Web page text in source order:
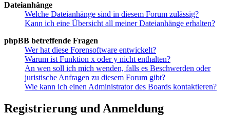
Dateianhänge
Welche Dateianhänge sind in diesem Forum zulässig?
Kann ich eine Übersicht all meiner Dateianhänge erhalten?
phpBB betreffende Fragen
Wer hat diese Forensoftware entwickelt?
Warum ist Funktion x oder y nicht enthalten?
An wen soll ich mich wenden, falls es Beschwerden oder
juristische Anfragen zu diesem Forum gibt?
Wie kann ich einen Administrator des Boards kontaktieren?
Registrierung und Anmeldung